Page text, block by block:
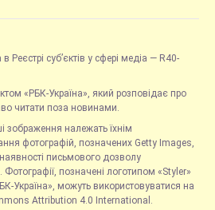
Реєстрі суб’єктів у сфері медіа — R40-
«РБК-Україна», який розповідає про
читати поза новинами.
зображення належать їхнім
фотографій, позначених Getty Images,
письмового дозволу
позначені логотипом «Styler»
Україна», можуть використовуватися на
Attribution 4.0 International.